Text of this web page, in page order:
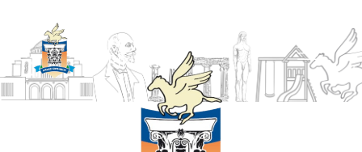
ΔΗΜΟΣ
ΚΟΡΙΝΘΙΩΝ